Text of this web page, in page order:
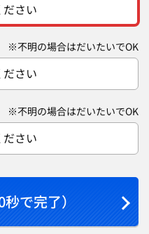
さい
※不明の場合はだいたいでOK
さい
※不明の場合はだいたいでOK
さい
で完了）